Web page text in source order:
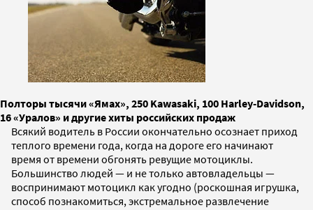
Полторы тысячи «Ямах», 250 Kawasaki, 100 Harley-Davidson,
16 «Уралов» и другие хиты российских продаж
Всякий водитель в России окончательно осознает приход
теплого времени года, когда на дороге его начинают
время от времени обгонять ревущие мотоциклы.
Большинство людей — и не только автовладельцы —
воспринимают мотоцикл как угодно (роскошная игрушка,
способ познакомиться, экстремальное развлечение